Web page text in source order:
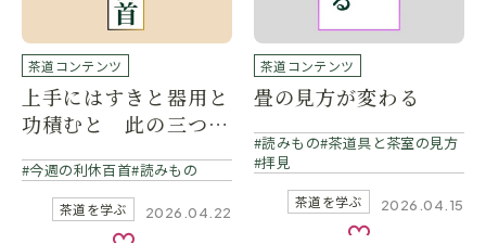
茶道コンテンツ
上手にはすきと器用と
功積むと 此の三つそ
今週の利休百首 読みもの
茶道を学ぶ 2026.04.22
茶道コンテンツ
畳の見方が変わる
読みもの 茶道具と茶室の見方
拝見
茶道を学ぶ 2026.04.15
お気に入り